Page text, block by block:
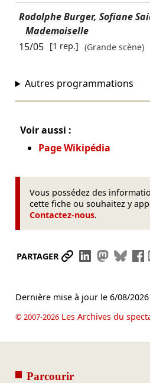
Rodolphe Burger, Sofiane
Mademoiselle
15/05 [1 rep.] (Grande scène)
Autres programmations
Voir aussi :
Page Wikipédia
Vous possédez des
cette fiche ou souhaitez y
Contactez-nous.
PARTAGER Partager le lien
Partager
Dernière mise à jour le 6/08/2026
© 2007-2026Les Archives du
Parcourir